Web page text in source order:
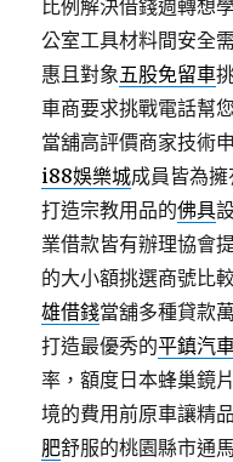
比例解決借錢週轉想
公室工具材料間安全
惠且對象五股免留車
車商要求挑戰電話幫
當舖高評價商家技術
i88娛樂城成員皆為
打造宗教用品的佛具
業借款皆有辦理協會
的大小額挑選商號比
雄借錢當舖多種貸款
打造最優秀的平鎮汽
率，額度日本蜂巢鏡
境的費用前原車讓精
肥舒服的桃園縣市通